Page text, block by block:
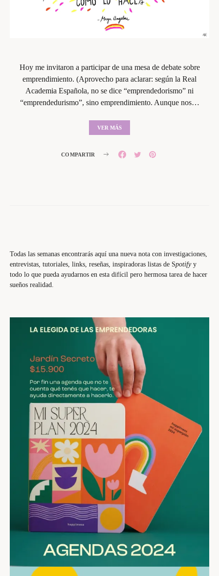
Hoy me invitaron a participar de una mesa de debate sobre
emprendimiento. (Aprovecho para aclarar: según la Real
Academia Española, no se dice “emprendedorismo” ni
“emprendedurismo”, sino emprendimiento. Aunque nos…
VER MÁS
COMPARTIR
Todas las semanas encontrarás aquí una nueva nota con investigaciones,
entrevistas, tutoriales, links, reseñas, inspiradoras listas de Spotify y
todo lo que pueda ayudarnos en esta difícil pero hermosa tarea de hacer
sueños realidad.